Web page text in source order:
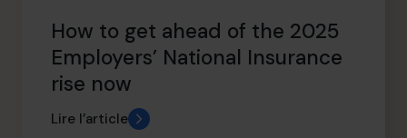
How to get ahead of the 2025
Employers’ National Insurance
rise now
Lire l’article